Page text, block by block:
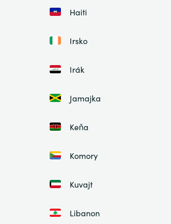
Haiti
Irsko
Irák
Jamajka
Keňa
Komory
Kuvajt
Libanon